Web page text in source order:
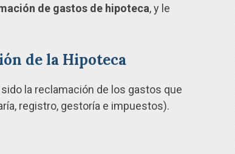
de gastos de hipoteca, y le
de la Hipoteca
la reclamación de los gastos que
registro, gestoría e impuestos).